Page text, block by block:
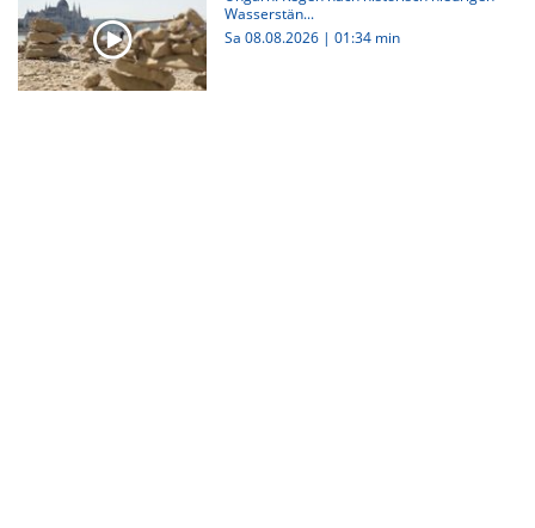
Wasserstän...
Sa 08.08.2026 | 01:34 min